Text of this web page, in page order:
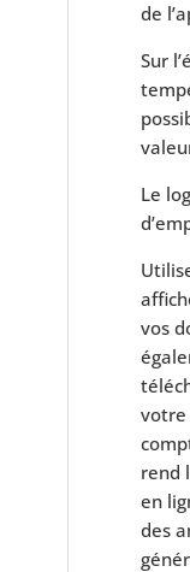
de
Sur
Le
vos
votre
rend
en
des